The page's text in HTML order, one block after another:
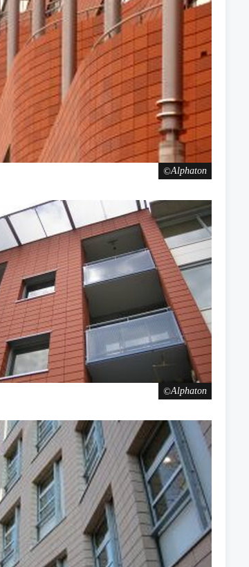
Alphaton
Alphaton